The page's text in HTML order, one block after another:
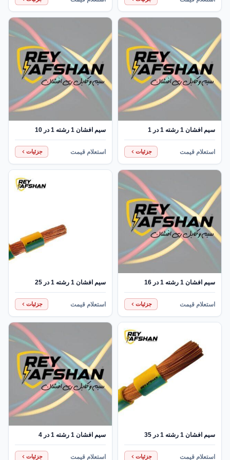
در اتصالات داخلی ماشین‌آلات،
لوازم خانگی، تجهیزات صنعتی و
ساختمان‌هاست، البته باید توجه
داشت که این کابل برای تماس
مستقیم با منابع گرمایی مانند
اجاق‌های برقی یا سیستم‌های
گرمایشی طراحی نشده است.
سیم افشان 1 رشته 1 در 1
استعلام قیمت جزئیات
سیم افشان 1 رشته 1 در 10
استعلام قیمت جزئیات
سیم افشان 1 رشته 1 در 16
استعلام قیمت جزئیات
سیم افشان 1 رشته 1 در 25
استعلام قیمت جزئیات
سیم افشان 1 رشته 1 در 35
استعلام قیمت جزئیات
سیم افشان 1 رشته 1 در 4
استعلام قیمت جزئیات